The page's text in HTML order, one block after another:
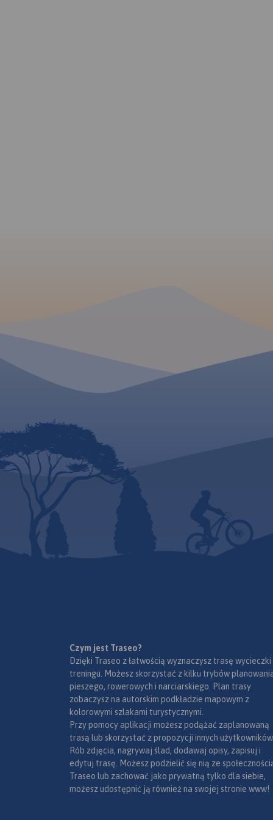
Czym jest Traseo?
Dzięki Traseo z łatwością wyznaczysz trasę wycieczki
treningu. Możesz skorzystać z kilku trybów
pieszego, rowerowych i narciarskiego. Plan trasy
zobaczysz na autorskim podkładzie mapowym z
kolorowymi szlakami turystycznymi.
Przy pomocy aplikacji możesz podążać zaplanowaną
trasą lub skorzystać z propozycji innych użytkowników.
Rób zdjęcia, nagrywaj ślad, dodawaj opisy, zapisuj i
edytuj trasę. Możesz podzielić się nią ze
Traseo lub zachować jako prywatną tylko dla siebie,
możesz udostępnić ją również na swojej stronie www!